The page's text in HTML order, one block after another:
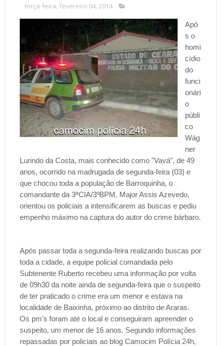
terça-feira, fevereiro 04, 2014
Apó
s o
homi
cídio
do
funci
onári
o
públi
co
Wág
ner
Lurindo da Costa, mais conhecido como "Vavá", de 49
anos, ocorrido na madrugada de segunda-feira (03) e
que chocou toda a população de Barroquinha, o
comandante da 3ªCIA/3ºBPM, Major Assis Azevedo,
orientou os policiais a intensificarem as buscas e pediu
empenho máximo na captura do autor do crime bárbaro.
Após passar toda a segunda-feira realizando buscas por
toda a cidade, a equipe policial comandada pelo
Subtenente Ruberto recebeu uma informação por volta
de 09h30 da noite ainda de segunda-feira que o suspeito
de ter praticado o crime era um menor e estava na
localidade de Baixinha, próximo ao distrito de Araras.
Os pm’s foram até o local e conseguiram apreender o
suspeito, um menor de 16 anos. Segundo informações
repassadas por policiais ao blog Camocim Polícia 24h,